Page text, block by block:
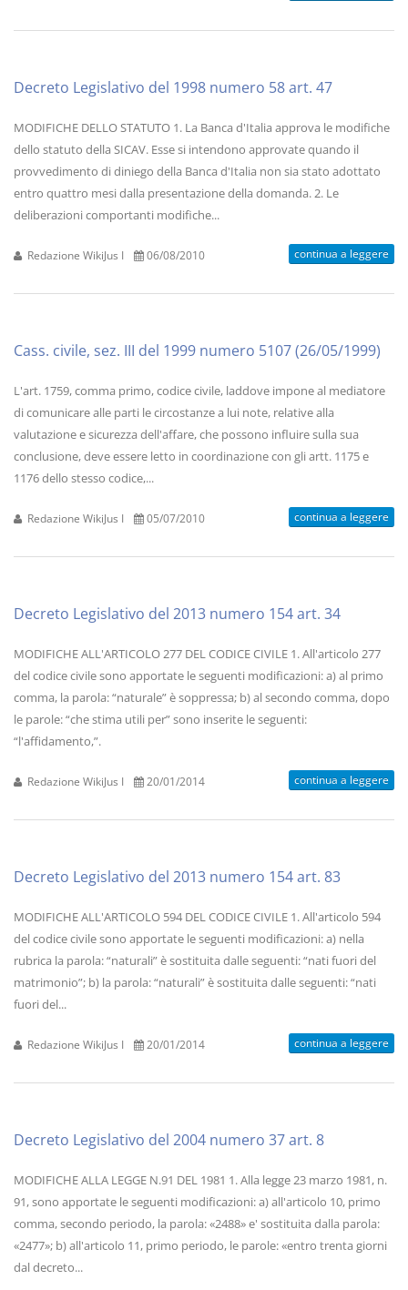
Decreto Legislativo del 1998 numero 58 art. 47
MODIFICHE DELLO STATUTO 1. La Banca d'Italia approva le modifiche
dello statuto della SICAV. Esse si intendono approvate quando il
provvedimento di diniego della Banca d'Italia non sia stato adottato
entro quattro mesi dalla presentazione della domanda. 2. Le
deliberazioni comportanti modifiche...
Redazione WikiJus I 06/08/2010 continua a leggere
Cass. civile, sez. III del 1999 numero 5107 (26/05/1999)
L'art. 1759, comma primo, codice civile, laddove impone al mediatore
di comunicare alle parti le circostanze a lui note, relative alla
valutazione e sicurezza dell'affare, che possono influire sulla sua
conclusione, deve essere letto in coordinazione con gli artt. 1175 e
1176 dello stesso codice,...
Redazione WikiJus I 05/07/2010 continua a leggere
Decreto Legislativo del 2013 numero 154 art. 34
MODIFICHE ALL'ARTICOLO 277 DEL CODICE CIVILE 1. All'articolo 277
del codice civile sono apportate le seguenti modificazioni: a) al primo
comma, la parola: “naturale” è soppressa; b) al secondo comma, dopo
le parole: “che stima utili per” sono inserite le seguenti:
“l'affidamento,”.
Redazione WikiJus I 20/01/2014 continua a leggere
Decreto Legislativo del 2013 numero 154 art. 83
MODIFICHE ALL'ARTICOLO 594 DEL CODICE CIVILE 1. All'articolo 594
del codice civile sono apportate le seguenti modificazioni: a) nella
rubrica la parola: “naturali” è sostituita dalle seguenti: “nati fuori del
matrimonio”; b) la parola: “naturali” è sostituita dalle seguenti: “nati
fuori del...
Redazione WikiJus I 20/01/2014 continua a leggere
Decreto Legislativo del 2004 numero 37 art. 8
MODIFICHE ALLA LEGGE N.91 DEL 1981 1. Alla legge 23 marzo 1981, n.
91, sono apportate le seguenti modificazioni: a) all'articolo 10, primo
comma, secondo periodo, la parola: «2488» e' sostituita dalla parola:
«2477»; b) all'articolo 11, primo periodo, le parole: «entro trenta giorni
dal decreto...